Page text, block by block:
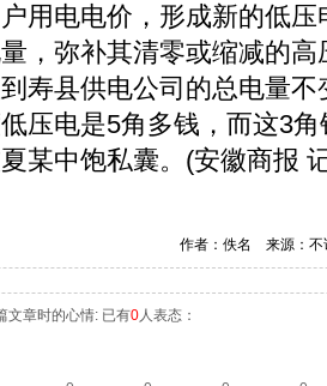
用电电价，形成新的低
，弥补其清零或缩减的
寿县供电公司的总电量
压电是5角多钱，而这3
某中饱私囊。(安徽商报
作者：佚名 来源：
文章时的心情: 已有0人表态：